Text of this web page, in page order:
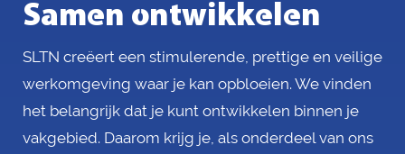
Samen ontwikkelen
SLTN creëert een stimulerende, prettige en veilige
werkomgeving waar je kan opbloeien. We vinden
het belangrijk dat je kunt ontwikkelen binnen je
vakgebied. Daarom krijg je, als onderdeel van ons